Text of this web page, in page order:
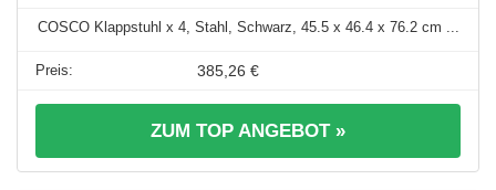
COSCO Klappstuhl x 4, Stahl, Schwarz, 45.5 x 46.4 x 76.2 cm ...
385,26 €
ZUM TOP ANGEBOT »